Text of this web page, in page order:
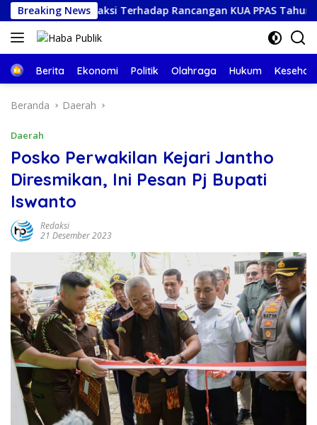
Langsung
ke
konten
Breaking News
Fraksi Terhadap Rancangan KUA PPAS Tahun 2027
Beranda
Berita Ekonomi Politik Olahraga Hukum
Beranda Daerah
Daerah
Posko Perwakilan Kejari Jantho
Diresmikan, Ini Pesan Pj Bupati
Iswanto
Redaksi
21 Desember 2023